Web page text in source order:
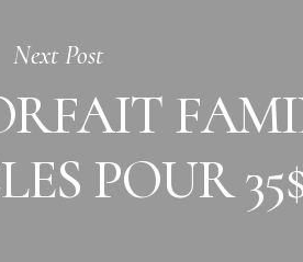
Next Post
POUR